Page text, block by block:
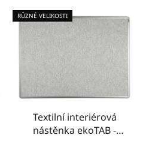
RŮZNÉ VELIKOSTI
Textilní interiérová
nástěnka ekoTAB -